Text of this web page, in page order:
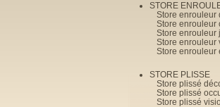
STORE
Store enrouleur
Store enrouleur
Store enrouleur
Store enrouleur
Store enrouleur
STORE PLISSE
Store plissé
Store plissé
Store plissé